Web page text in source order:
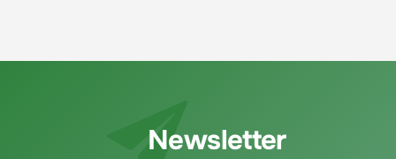
Newsletter